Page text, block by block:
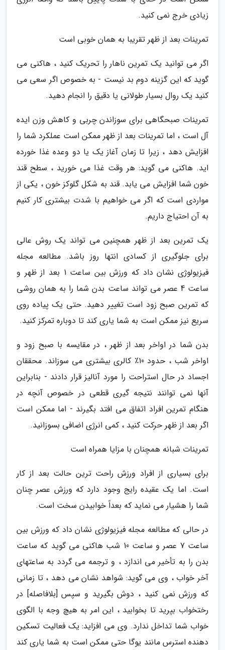
زیادی خرج نمی کنید.
تمرینات بعد از ظهر تقریبا به همان خوبی است
اگر می توانید یک تمرین ناهار را تحریک کنید ، هاکنی می
گوید که این گزینه دوم بد نیست - به خصوص اگر سعی می
کنید یک روال بسیار طولانی یا دقیق را انجام دهید.
تمرینات صبحگاهی برای سوزاندن چربی و کاهش وزن ایده
آل است ، اما تمرینات بعد از ظهر ممکن است عملکرد شما را
افزایش دهد ، زیرا تا زمان آغاز یک یا دو وعده غذا خورده
اید. هاکنی می گوید: هر وقت غذا می خورید ، سطح قند
خون شما افزایش می یابد. قند به شکل گلوکز خون ، یکی از
مواردی است که اگر می خواهیم با شدت بیشتری کار کنیم
به آن احتیاج داریم.
یک تمرین بعد از ظهر همچنین می تواند یک روش عالی
برای جلوگیری از کسادی انتها روز باشد. مطالعه مجله
فیزیولوژی نشان داد که ورزش بین ساعت 1 بعد از ظهر و
ساعت 4 عصر می تواند ساعت بدن شما را به همان روشی
که تمرین صبح زود است تغییر دهید. حتی یک پیاده روی
سریع نیز ممکن است به شما یاری کند تا دوباره تمرکز کنید.
بدن شما در اواخر بعد از ظهر ، در مقایسه با صبح زود و
اواخر شب ، حدود 10٪ کالری بیشتری می سوزاند. محققان
اجساد در حال استراحت را مورد آنالیز قرار دادند - بنابراین
آنها نمی توانند نتیجه گیری قطعی در خصوص آنچه در
هنگام تمرین افراد اتفاق می افتد بگیرند - اما ممکن است
اگر بعد از ظهر حرکت کنید ، کمی انرژی اضافی بسوزانید.
تمرینات شبانه همچنان با مزایا همراه است
برای بسیاری از افراد ورزش راحت ترین حالت بعد از کار
است. اما یک عقیده رایج وجود دارد که ورزش عصر چنان
شما را هشیار می نماید که بعداً خوابیدن سخت است.
در حالی که مطالعه مجله فیزیولوژی نشان داد که ورزش بین
ساعت 7 عصر و ساعت 10 شب هاکنی می گوید که ساعت
بدن را به تأخیر می اندازد ، و ترجمه می گردد به ساعتهای
آخر خواب ، وی می گوید: شواهد نشان می دهد ، تا زمانی
که ورزش نمی کنید ، دوش بگیرید و سپس [بلافاصله] در
رختخواب بپرید تا بخوابید ، این امر به هیچ وجه با الگوی
خواب شما تداخل ندارد. وی می افزاید: یک فعالیت تسکین
دهنده استرس مانند یوگا حتی ممکن است به شما یاری کند